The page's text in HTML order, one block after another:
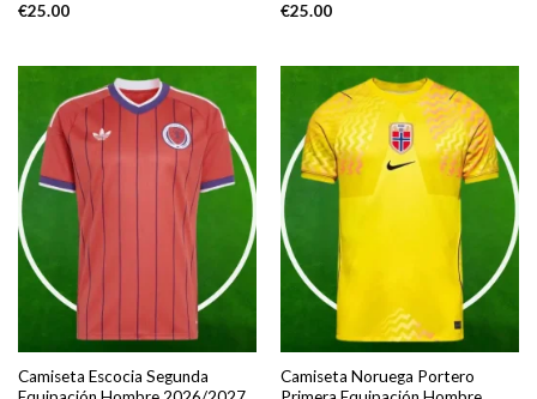
€25.00
€25.00
Camiseta Escocia Segunda
Camiseta Noruega Portero